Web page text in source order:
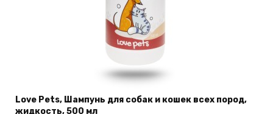
Love Pets, Шампунь для собак и кошек всех пород,
жидкость, 500 мл